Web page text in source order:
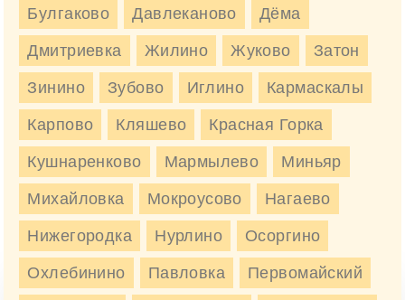
Булгаково Давлеканово Дёма
Дмитриевка Жилино Жуково Затон
Зинино Зубово Иглино Кармаскалы
Карпово Кляшево Красная Горка
Кушнаренково Мармылево Миньяр
Михайловка Мокроусово Нагаево
Нижегородка Нурлино Осоргино
Охлебинино Павловка Первомайский
М450
БСТ В35 (гранит) П1-П4
F300 W6
4600 руб/м3
М450
БСТ В35 (гравий) П1-П4
F300 W6
4100 руб/м3
4100 руб Заказать
Доставка бетона М450 в Федоровка